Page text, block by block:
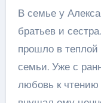
В семье у
братьев и
прошло в
семьи. Уже с
любовь к чтению